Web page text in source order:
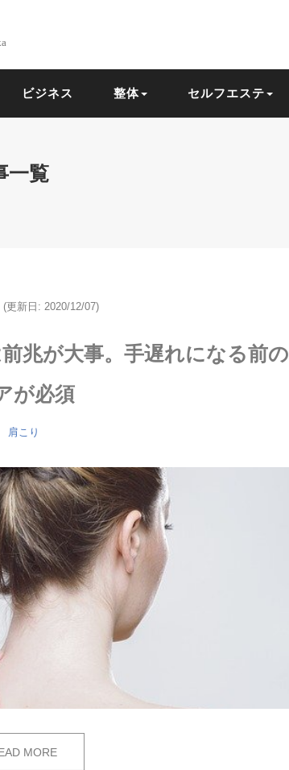
ビジネス 整体 セルフエステ
一覧
(更新日: 2020/12/07)
兆が大事。手遅れになる前の
が必須
肩こり
MORE